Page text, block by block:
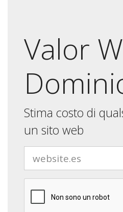
Valor
Stima costo di
un sito web